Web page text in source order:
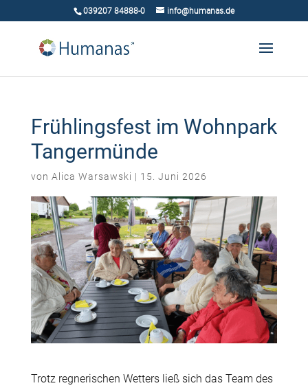
039207 84888-0 info@humanas.de
Frühlingsfest im Wohnpark
Tangermünde
von Alica Warsawski | 15. Juni 2026
Trotz regnerischen Wetters ließ sich das Team des